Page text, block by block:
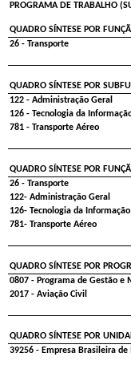
PROGRAMA DE TRABALHO
QUADRO SÍNTESE POR
26 - Transporte
QUADRO SÍNTESE POR
122 - Administração Geral
126 - Tecnologia da
781 - Transporte Aéreo
QUADRO SÍNTESE POR
26 - Transporte
122- Administração Geral
126- Tecnologia da Informação
781- Transporte Aéreo
QUADRO SÍNTESE POR
0807 - Programa de Gestão e
2017 - Aviação Civil
QUADRO SÍNTESE POR
39256 - Empresa Brasileira